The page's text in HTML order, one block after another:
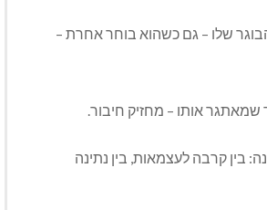
שלו – גם כשהוא בוחר אחרת –
אותו – מחזיק חיבור.
בין קרבה לעצמאות, בין נתינה